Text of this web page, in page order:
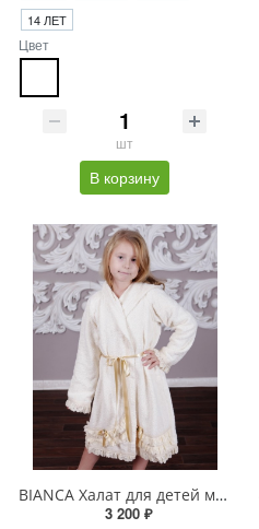
14 ЛЕТ
Цвет
шт
В корзину
BIANCA Халат для детей махровый
3 200 ₽